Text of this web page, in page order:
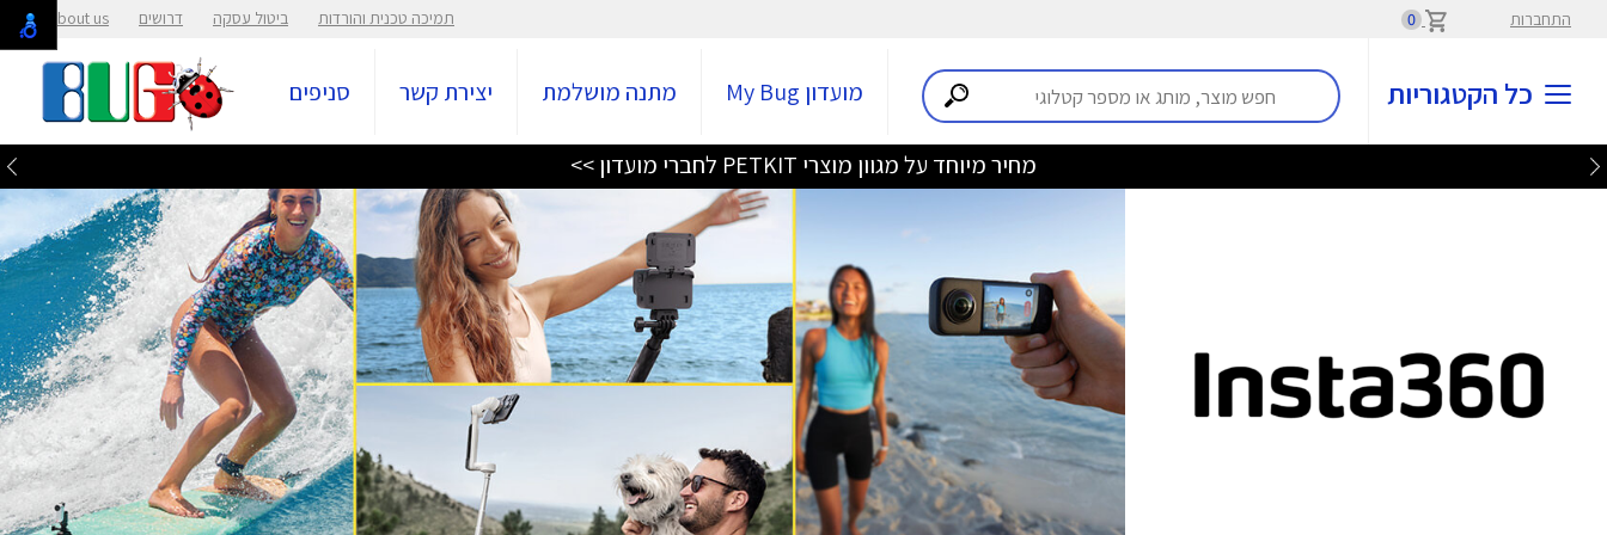
התחברות 0 תמיכה טכנית והורדות ביטול עסקה דרושים About us
כל הקטגוריות מועדון My Bug מתנה מושלמת יצירת קשר סניפים
מחיר מיוחד על מגוון מוצרי PETKIT לחברי מועדון >>